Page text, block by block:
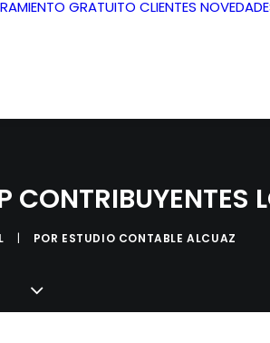
GRATUITO CLIENTES
CONTRIBUYENTES
| POR ESTUDIO CONTABLE ALCUAZ